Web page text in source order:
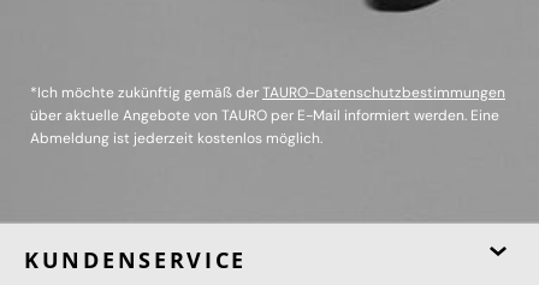
*Ich möchte zukünftig gemäß derTAURO-Datenschutzbestimmungen
über aktuelle Angebote von TAURO per E-Mail informiert werden. Eine
Abmeldung ist jederzeit kostenlos möglich.
KUNDENSERVICE